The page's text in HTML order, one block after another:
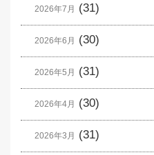
2026年7月 (31)
2026年6月 (30)
2026年5月 (31)
2026年4月 (30)
2026年3月 (31)